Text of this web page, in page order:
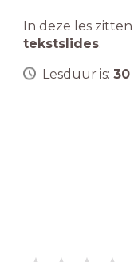
In deze les zitten
tekstslides.
Lesduur is: 30